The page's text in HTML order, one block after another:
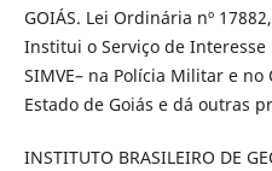
GOIÁS. Lei Ordinária nº
Institui o Serviço de
SIMVE– na Polícia Militar e
Estado de Goiás e dá outras
INSTITUTO BRASILEIRO DE